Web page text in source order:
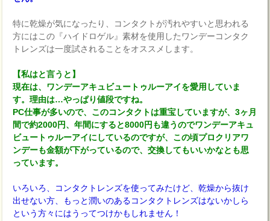
特に乾燥が気になったり、コンタクトが汚れやすいと思われる
方にはこの『ハイドロゲル』素材を使用したワンデーコンタク
トレンズは一度試されることをオススメします。
【私はと言うと】
現在は、ワンデーアキュビュートゥルーアイを愛用していま
す。理由は…やっぱり値段ですね。
PC仕事が多いので、このコンタクトは重宝していますが、3ヶ月
間で約2000円、年間にすると8000円も違うのでワンデーアキュ
ビュートゥルーアイにしているのですが、この頃プロクリアワ
ンデーも金額が下がっているので、交換してもいいかなとも思
っています。
いろいろ、コンタクトレンズを使ってみたけど、乾燥から抜け
出せない方、もっと潤いのあるコンタクトレンズはないかしら
という方々にはうってつけかもしれません！